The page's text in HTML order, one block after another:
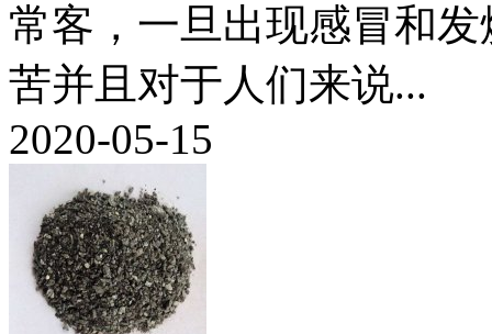
常客，一旦出现感冒和
苦并且对于人们来说...
2020-05-15